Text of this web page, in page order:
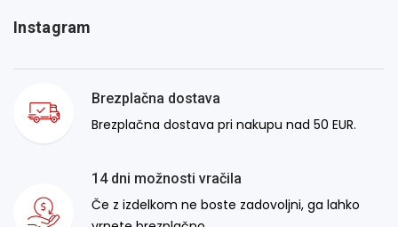
Instagram
Brezplačna dostava
Brezplačna dostava pri nakupu nad 50 EUR.
14 dni možnosti vračila
Če z izdelkom ne boste zadovoljni, ga lahko